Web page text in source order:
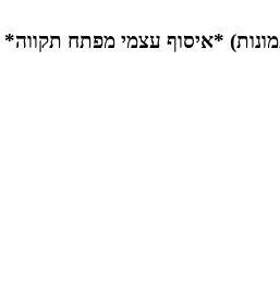
*איסוף עצמי מפתח תקווה*